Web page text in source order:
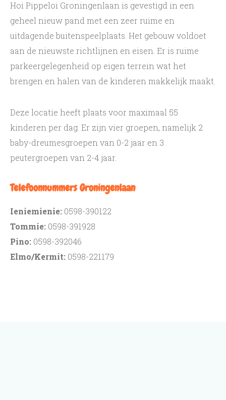
Hoi Pippeloi Groningenlaan is gevestigd in een
geheel nieuw pand met een zeer ruime en
uitdagende buitenspeelplaats. Het gebouw voldoet
aan de nieuwste richtlijnen en eisen. Er is ruime
parkeergelegenheid op eigen terrein wat het
brengen en halen van de kinderen makkelijk maakt.
Deze locatie heeft plaats voor maximaal 55
kinderen per dag. Er zijn vier groepen, namelijk 2
baby-dreumesgroepen van 0-2 jaar en 3
peutergroepen van 2-4 jaar.
Telefoonnummers Groningenlaan
Ieniemienie: 0598-390122
Tommie: 0598-391928
Pino: 0598-392046
Elmo/Kermit: 0598-221179